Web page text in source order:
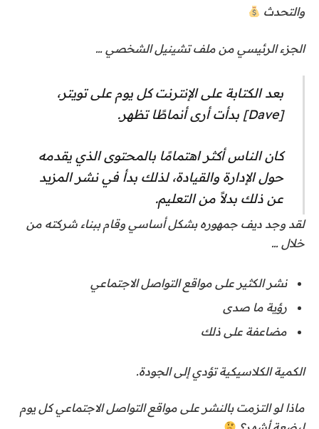
والتحدث
الجزء الرئيسي من ملف تشينيل الشخصي …
بعد الكتابة على الإنترنت كل يوم على تويتر،
[Dave] بدأت أرى أنماطًا تظهر.
كان الناس أكثر اهتمامًا بالمحتوى الذي يقدمه
حول الإدارة والقيادة، لذلك بدأ في نشر المزيد
عن ذلك بدلاً من التعليم.
لقد وجد ديف جمهوره بشكل أساسي وقام ببناء شركته من
خلال …
نشر الكثير على مواقع التواصل الاجتماعي
رؤية ما صدى
مضاعفة على ذلك
الكمية الكلاسيكية تؤدي إلى الجودة.
ماذا لو التزمت بالنشر على مواقع التواصل الاجتماعي كل يوم